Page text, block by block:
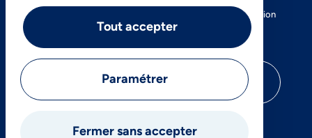
Paramétrer
Fermer sans accepter
Tout accepter
liquide en Île-de-France ainsi que dans la vente et la location
de réservoirs cryogéniques.
01 69 85 32 61